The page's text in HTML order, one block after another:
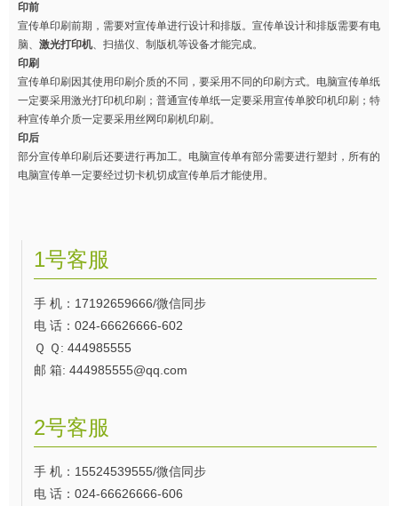
印前
宣传单印刷前期，需要对宣传单进行设计和排版。宣传单设计和排版需要有电
脑、 激光打印机、扫描仪、制版机等设备才能完成。
印刷
宣传单印刷因其使用印刷介质的不同，要采用不同的印刷方式。电脑宣传单纸
一定要采用激光打印机印刷；普通宣传单纸一定要采用宣传单胶印机印刷；特
种宣传单介质一定要采用丝网印刷机印刷。
印后
部分宣传单印刷后还要进行再加工。电脑宣传单有部分需要进行塑封，所有的
电脑宣传单一定要经过切卡机切成宣传单后才能使用。
1号客服
手 机：17192659666/微信同步
电 话：024-66626666-602
Ｑ Ｑ: 444985555
邮 箱: 444985555@qq.com
2号客服
手 机：15524539555/微信同步
电 话：024-66626666-606